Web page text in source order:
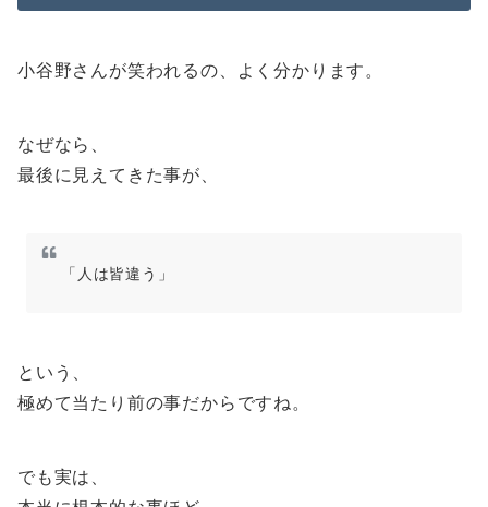
小谷野さんが笑われるの、よく分かります。
なぜなら、
最後に見えてきた事が、
「人は皆違う」
という、
極めて当たり前の事だからですね。
でも実は、